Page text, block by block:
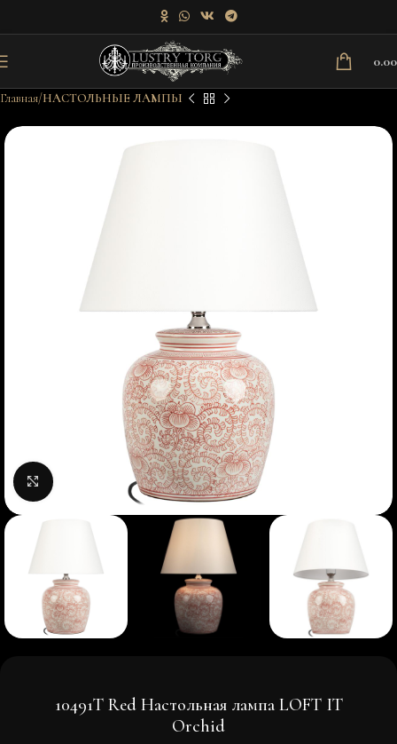
Главная НАСТОЛЬНЫЕ ЛАМПЫ
Нажмите, чтобы увеличить изображение
10491T Red Настольная лампа LOFT IT
Orchid